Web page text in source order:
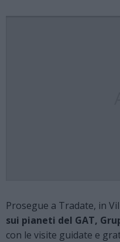
Prosegue a Tradate, in
sui pianeti del GAT,
con le visite guidate e